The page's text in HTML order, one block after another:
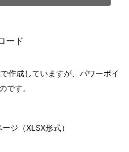
ード
作成していますが、パワーポイ
です。
ジ（XLSX形式）